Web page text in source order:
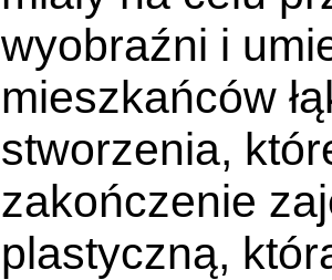
wyobraźni i
mieszkańców
stworzenia,
zakończenie
plastyczną,